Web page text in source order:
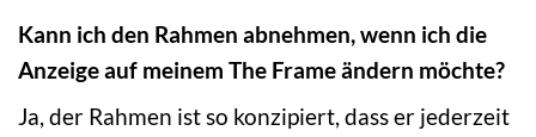
Kann ich den Rahmen abnehmen, wenn ich die
Anzeige auf meinem The Frame ändern möchte?
Ja, der Rahmen ist so konzipiert, dass er jederzeit